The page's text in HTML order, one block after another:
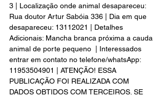
3 | Localização onde animal desapareceu:
Rua doutor Artur Sabóia 336 | Dia em que
desapareceu: 13112021 | Detalhes
Adicionais: Mancha branca próxima a cauda
animal de porte pequeno  | Interessados
entrar em contato no telefone/whatsApp:
11953504901 | ATENÇÃO! ESSA
PUBLICAÇÃO FOI REALIZADA COM
DADOS OBTIDOS COM TERCEIROS. SE